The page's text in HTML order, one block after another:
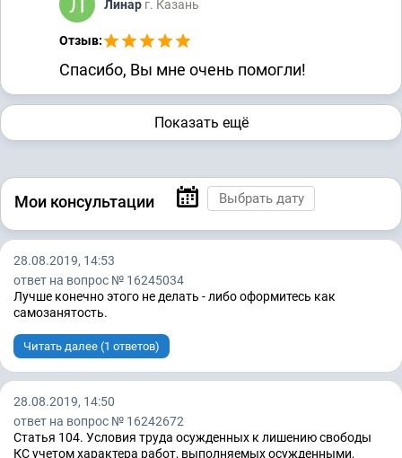
Линар г. Казань
Отзыв:
Спасибо, Вы мне очень помогли!
Показать ещё
Мои консультации
28.08.2019, 14:53
ответ на вопрос № 16245034
Лучше конечно этого не делать - либо оформитесь как
самозанятость.
Читать далее (1 ответов)
28.08.2019, 14:50
ответ на вопрос № 16242672
Статья 104. Условия труда осужденных к лишению свободы
КС учетом характера работ, выполняемых осужденными,